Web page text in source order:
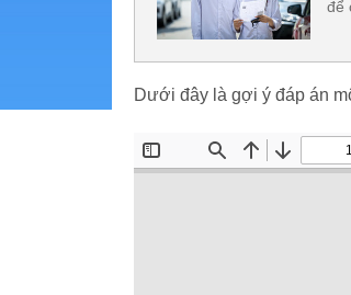
để
Dưới đây là gợi ý đáp án